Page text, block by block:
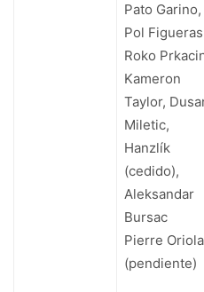
Pato Garino,
Pol
Roko
Kameron
Taylor,
Miletic,
Hanzlík
(cedido),
Aleksandar
Bursac
Pierre Oriola
(pendiente)